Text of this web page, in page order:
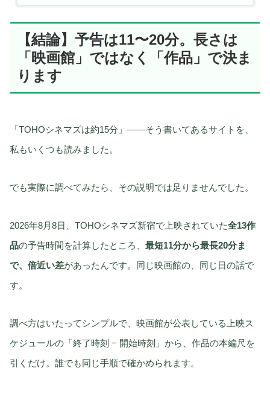
【結論】予告は11〜20分。長さは
「映画館」ではなく「作品」で決ま
ります
「TOHOシネマズは約15分」——そう書いてあるサイトを、
私もいくつも読みました。
でも実際に調べてみたら、その説明では足りませんでした。
2026年8月8日、TOHOシネマズ新宿で上映されていた全13作
品の予告時間を計算したところ、 最短11分から最長20分ま
で、倍近い差があったんです。同じ映画館の、同じ日の話で
す。
調べ方はいたってシンプルで、映画館が公表している上映ス
ケジュールの「終了時刻 − 開始時刻」から、作品の本編尺を
引くだけ。誰でも同じ手順で確かめられます。